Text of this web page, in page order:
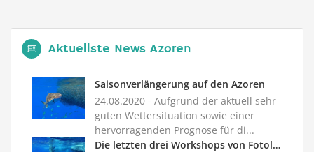
Aktuellste News Azoren
Saisonverlängerung auf den Azoren
24.08.2020 - Aufgrund der aktuell sehr
guten Wettersituation sowie einer
hervorragenden Prognose für di...
Die letzten drei Workshops von Fotolegende Kurt Amsler